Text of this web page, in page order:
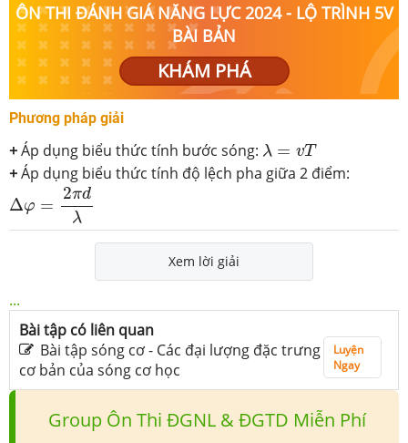
ÔN THI ĐÁNH GIÁ NĂNG LỰC 2024 - LỘ TRÌNH 5V
BÀI BẢN
KHÁM PHÁ
Phương pháp giải
+Áp dụng biểu thức tính bước sóng: λ = vT
λ T
+Áp dụng biểu thức tính độ lệch pha giữa 2 điểm:
Δφ =
2πd
λ
Δ φ= 2πdλ
Xem lời giải
...
Bài tập có liên quan
Bài tập sóng cơ - Các đại lượng đặc trưng
cơ bản của sóng cơ học
Luyện
Ngay
Group Ôn Thi ĐGNL & ĐGTD Miễn Phí